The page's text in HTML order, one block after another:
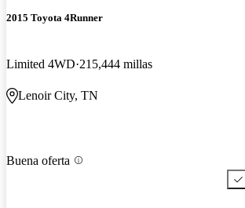
2015 Toyota 4Runner
Limited 4WD 215,444 millas
Lenoir City, TN
Buena oferta